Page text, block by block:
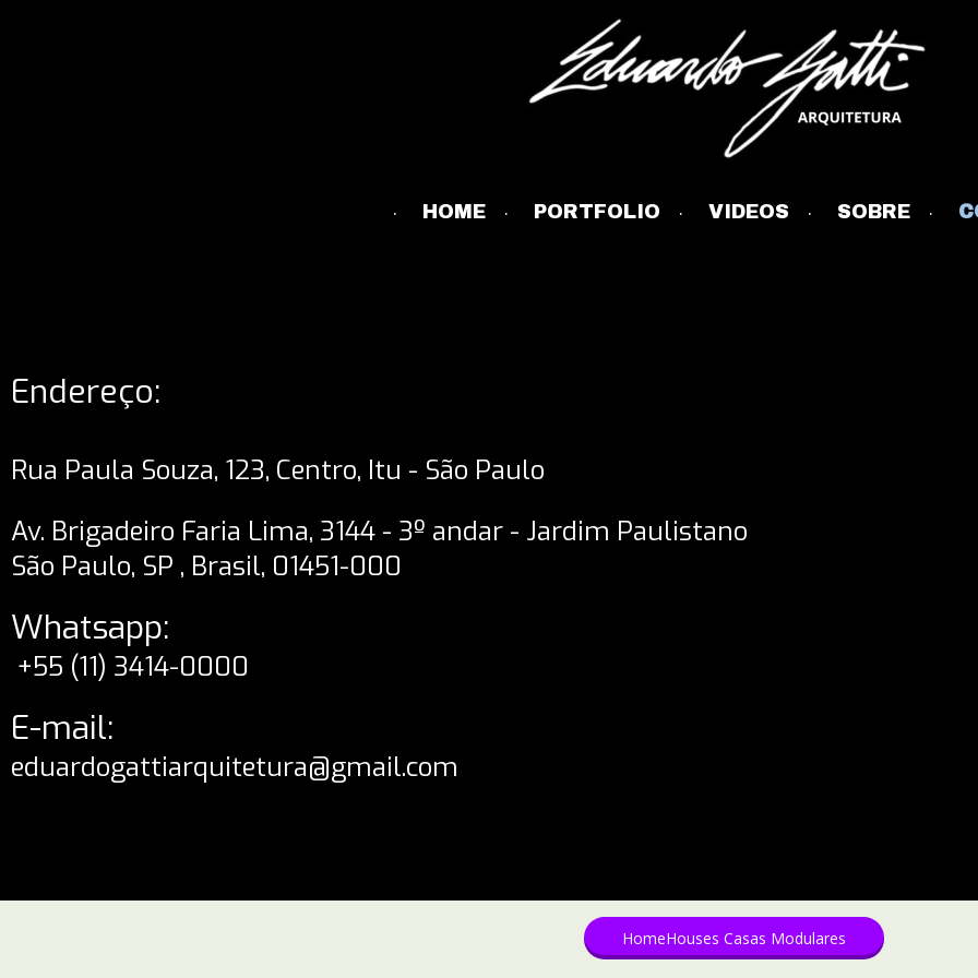
HOME PORTFOLIO VIDEOS SOBRE
Endereço:
Rua Paula Souza, 123, Centro, Itu - São Paulo
Av. Brigadeiro Faria Lima, 3144 - 3º andar - Jardim Paulistano
São Paulo, SP , Brasil, 01451-000
Whatsapp:
+55 (11) 3414-0000
E-mail:
eduardogattiarquitetura@gmail.com
HomeHouses Casas Modulares